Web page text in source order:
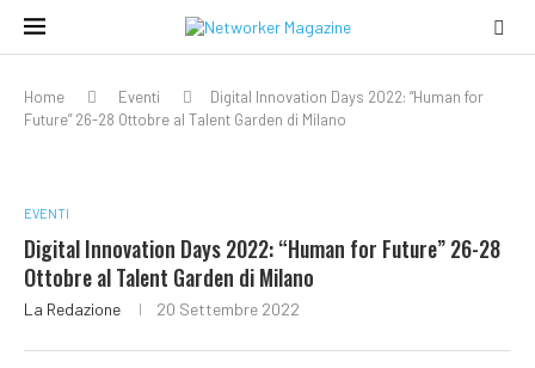
Home Eventi
Digital Innovation Days 2022: “Human for
Future” 26-28 Ottobre al Talent Garden di Milano
EVENTI
Digital Innovation Days 2022: “Human for Future” 26-28
Ottobre al Talent Garden di Milano
La Redazione 20 Settembre 2022